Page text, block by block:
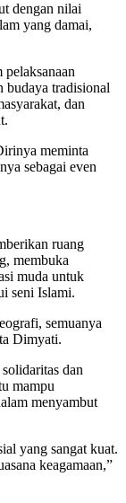
dengan nilai
yang damai,
budaya tradisional
dan
meminta
sebagai even
ruang
membuka
muda untuk
seni Islami.
semuanya
Dimyati.
dan
mampu
menyambut
yang sangat kuat.
keagamaan,”